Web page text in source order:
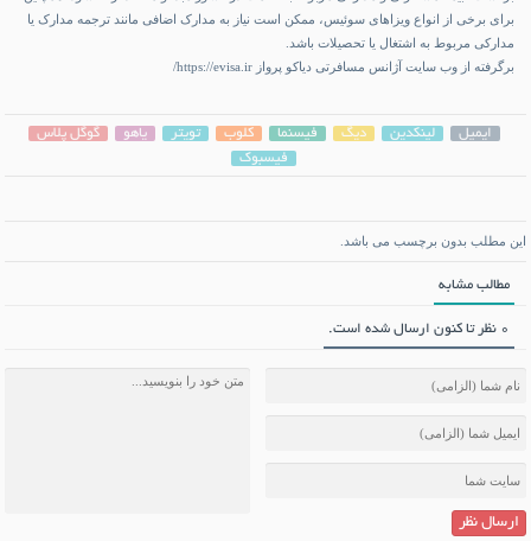
برای برخی از انواع ویزاهای سوئیس، ممکن است نیاز به مدارک اضافی مانند ترجمه مدارک یا
مدارکی مربوط به اشتغال یا تحصیلات باشد.
برگرفته از وب سایت آژانس مسافرتی دیاکو پرواز https://evisa.ir/
ایمیل لینکدین دیگ فیسنما کلوب تویتر یاهو
گوگل پلاس
فیسبوک
این مطلب بدون برچسب می باشد.
مطالب مشابه
0 نظر تا کنون ارسال شده است.
ارسال نظر